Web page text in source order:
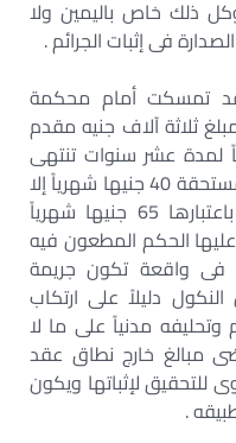
ذلك خاص باليمين ولا
فى إثبات الجرائم .
قد تمسكت أمام محكمة
ثلاثة آلاف جنيه مقدم
جنيها شهرياً لمدة عشر سنوات تنتهى
فى 31/10/2002 فتكون الأجرة المستحقة 40 جنيها شهرياً إلا
أنه كلفها بالوفاء بالأجرة كاملة باعتبارها 65 جنيها شهرياً
الحكم المطعون فيه
فى واقعة تكون جريمة
دليلاً على ارتكاب
وتحليفه مدنياً على ما لا
مبالغ خارج نطاق عقد
للتحقيق لإثباتها ويكون
.